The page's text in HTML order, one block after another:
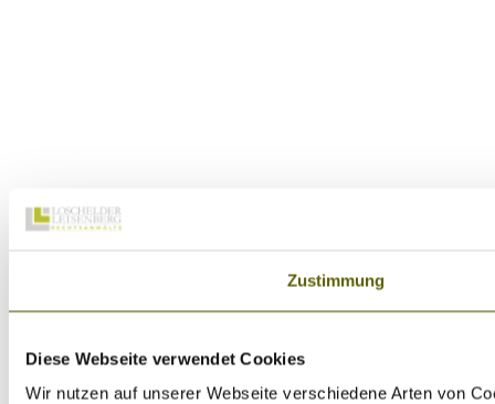
Zustimmung
Diese Webseite verwendet Cookies
Wir nutzen auf unserer Webseite verschiedene Arten von